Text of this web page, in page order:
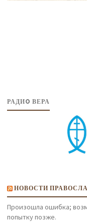
РАДИO ВЕРА
НОВОСТИ
Произошла ошибка;
попытку позже.